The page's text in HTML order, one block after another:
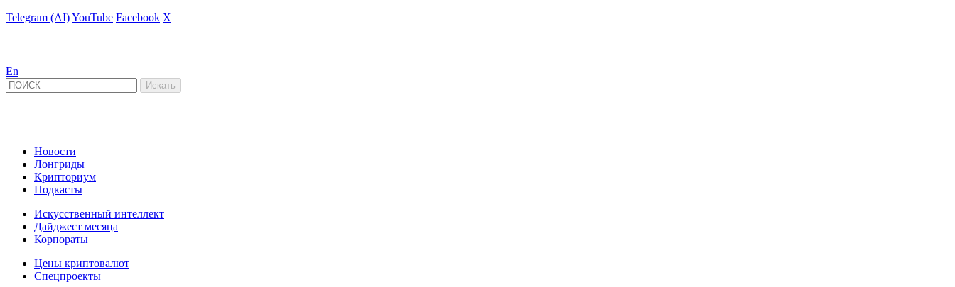
Telegram (AI)YouTube Facebook X
En
Новости
Лонгриды
Крипториум
Подкасты
Искусственный интеллект
Дайджест месяца
Корпораты
Цены криптовалют
Спецпроекты